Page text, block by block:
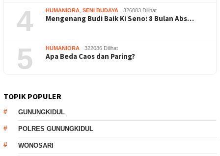
4 HUMANIORA SENI BUDAYA 326083 Dilihat
Mengenang Budi Baik Ki Seno: 8 Bulan Abs…
5 HUMANIORA 322086 Dilihat
Apa Beda Caos dan Paring?
TOPIK POPULER
GUNUNGKIDUL
POLRES GUNUNGKIDUL
WONOSARI